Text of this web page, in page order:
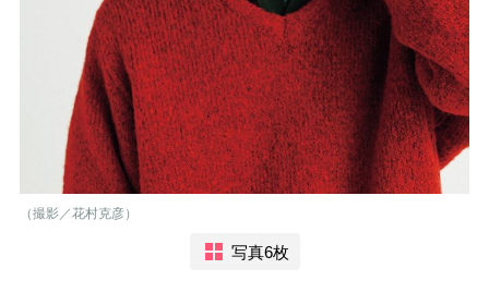
（撮影／花村克彦）
写真6枚